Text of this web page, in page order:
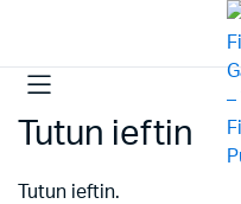
Tutun ieftin
Tutun ieftin.